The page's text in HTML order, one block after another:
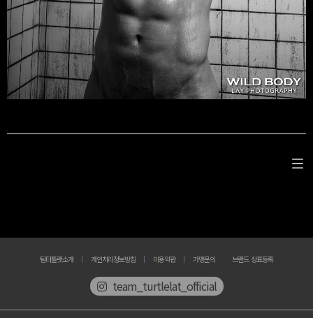
팀터틀랫소개 개인처리정보방침 이용약관 가맹문의 브랜드 상표등록
team_turtlelat_official